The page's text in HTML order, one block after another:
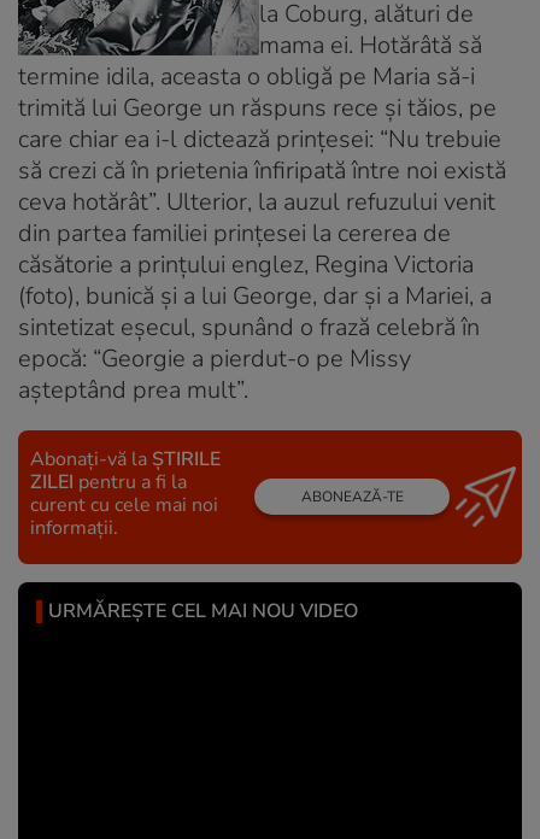
la Coburg, alături de
mama ei. Hotărâtă să
termine idila, aceasta o obligă pe Maria să-i
trimită lui George un răspuns rece şi tăios, pe
care chiar ea i-l dictează prinţesei: “Nu trebuie
să crezi că în prietenia înfiripată între noi există
ceva hotărât”. Ulterior, la auzul refuzului venit
din partea familiei prinţesei la cererea de
căsătorie a prinţului englez, Regina Victoria
(foto), bunică şi a lui George, dar şi a Mariei, a
sintetizat eşecul, spunând o frază celebră în
epocă: “Georgie a pierdut-o pe Missy
aşteptând prea mult”.
Abonați-vă la ȘTIRILE
ZILEI pentru a fi la
curent cu cele mai noi
informații.
ABONEAZĂ-TE
URMĂREȘTE CEL MAI NOU VIDEO